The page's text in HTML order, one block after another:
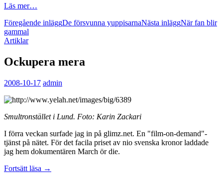
Läs mer…
Inläggsnavigering
Föregående inläggDe försvunna yuppisarnaNästa inläggNär fan blir
gammal
Artiklar
Ockupera mera
2008-10-17 admin
Smultronstället i Lund. Foto: Karin Zackari
I förra veckan surfade jag in på glimz.net. En "film-on-demand"-
tjänst på nätet. För det facila priset av nio svenska kronor laddade
jag hem dokumentären March ör die.
Fortsätt läsa Ockupera
→